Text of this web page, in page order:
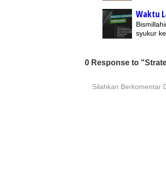
Waktu
syukur
0 Response to
Silahkan Berkomentar